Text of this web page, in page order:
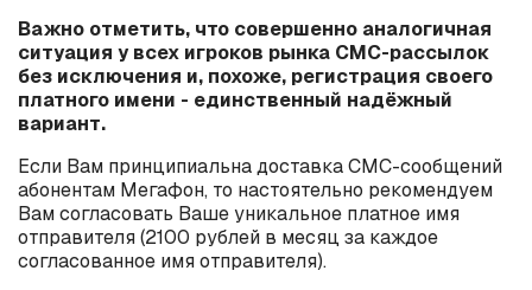
Важно отметить, что совершенно аналогичная
ситуация у всех игроков рынка СМС-рассылок
без исключения и, похоже, регистрация своего
платного имени - единственный надёжный
вариант.
Если Вам принципиальна доставка СМС-сообщений
абонентам Мегафон, то настоятельно рекомендуем
Вам согласовать Ваше уникальное платное имя
отправителя (2100 рублей в месяц за каждое
согласованное имя отправителя).